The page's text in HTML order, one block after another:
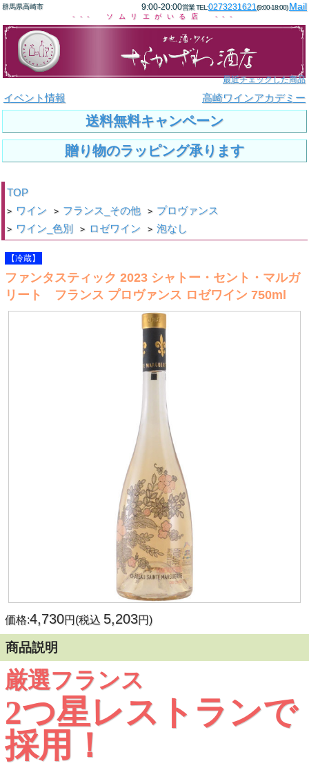
群馬県高崎市 9:00-20:00営業 TEL:0273231621(9:00-18:00)Mail
--- ソムリエがいる店 ---
最近チェックした商品
イベント情報 高崎ワインアカデミー
送料無料キャンペーン
贈り物のラッピング承ります
TOP
> ワイン > フランス_その他 > プロヴァンス
> ワイン_色別 > ロゼワイン > 泡なし
【冷蔵】
ファンタスティック 2023 シャトー・セント・マルガ
リート フランス プロヴァンス ロゼワイン 750ml
価格:4,730円(税込 5,203円)
商品説明
厳選フランス
2つ星レストランで
採用！